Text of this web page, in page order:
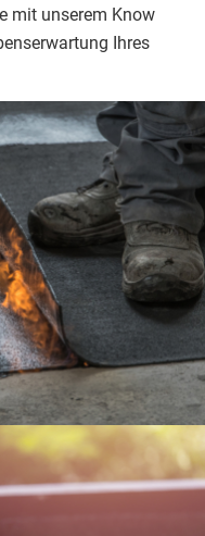
mit unserem Know
Ihres